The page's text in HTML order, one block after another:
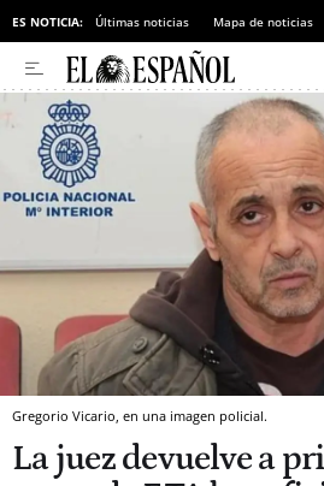
ES NOTICIA: Últimas noticias Mapa de noticias
Gregorio Vicario, en una imagen policial.
La juez devuelve a